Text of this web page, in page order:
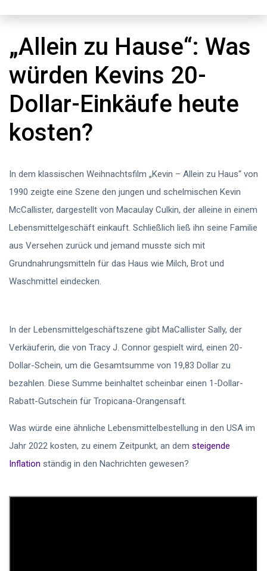
„Allein zu Hause“: Was
würden Kevins 20-
Dollar-Einkäufe heute
kosten?
In dem klassischen Weihnachtsfilm „Kevin – Allein zu Haus“ von
1990 zeigte eine Szene den jungen und schelmischen Kevin
McCallister, dargestellt von Macaulay Culkin, der alleine in einem
Lebensmittelgeschäft einkauft. Schließlich ließ ihn seine Familie
aus Versehen zurück und jemand musste sich mit
Grundnahrungsmitteln für das Haus wie Milch, Brot und
Waschmittel eindecken.
In der Lebensmittelgeschäftszene gibt MaCallister Sally, der
Verkäuferin, die von Tracy J. Connor gespielt wird, einen 20-
Dollar-Schein, um die Gesamtsumme von 19,83 Dollar zu
bezahlen. Diese Summe beinhaltet scheinbar einen 1-Dollar-
Rabatt-Gutschein für Tropicana-Orangensaft.
Was würde eine ähnliche Lebensmittelbestellung in den USA im
Jahr 2022 kosten, zu einem Zeitpunkt, an dem steigende
Inflation ständig in den Nachrichten gewesen?